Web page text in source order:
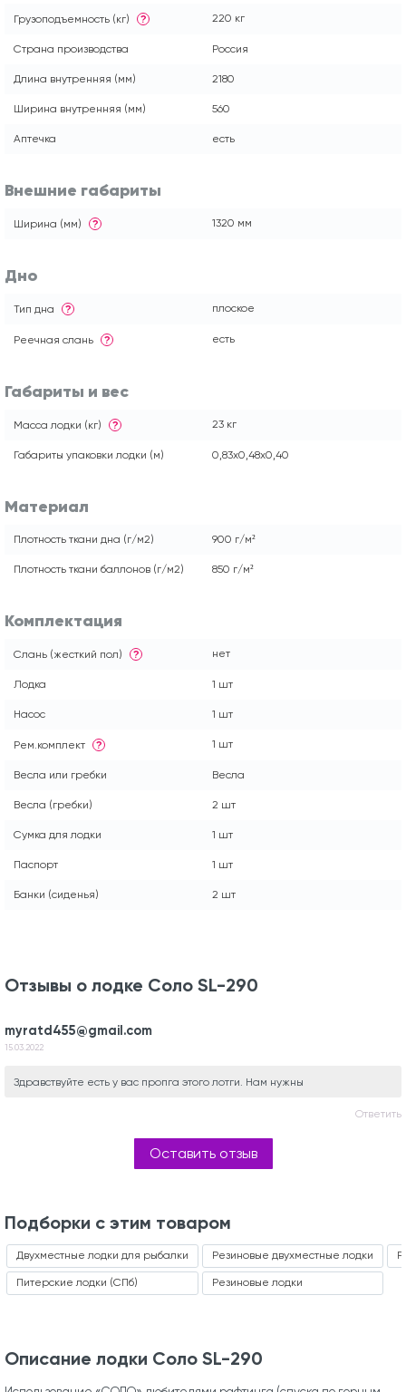
Грузоподъемность (кг) ? 220 кг
Страна производства Россия
Длина внутренняя (мм) 2180
Ширина внутренняя (мм) 560
Аптечка есть
Внешние габариты
Ширина (мм) ? 1320 мм
Дно
Тип дна ? плоское
Реечная слань ? есть
Габариты и вес
Масса лодки (кг) ? 23 кг
Габариты упаковки лодки (м) 0,83x0,48x0,40
Материал
Плотность ткани дна (г/м2) 900 г/м²
Плотность ткани баллонов (г/м2) 850 г/м²
Комплектация
Слань (жесткий пол) ? нет
Лодка 1 шт
Насос 1 шт
Рем.комплект ? 1 шт
Весла или гребки Весла
Весла (гребки) 2 шт
Сумка для лодки 1 шт
Паспорт 1 шт
Банки (сиденья) 2 шт
Отзывы о лодке Соло SL-290
myratd455@gmail.com
15.03.2022
Здравствуйте есть у вас пропга этого лотги. Нам нужны
Ответить
Оставить отзыв
Подборки с этим товаром
Двухместные лодки для рыбалки
Питерские лодки (СПб)
Резиновые двухместные лодки
Резиновые лодки
Описание лодки Соло SL-290